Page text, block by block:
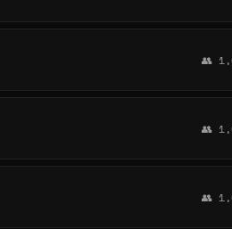
👥
👥
👥